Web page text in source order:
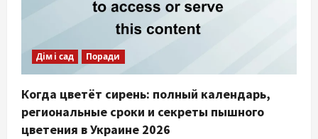
Дім і сад Поради
Когда цветёт сирень: полный календарь,
региональные сроки и секреты пышного
цветения в Украине 2026